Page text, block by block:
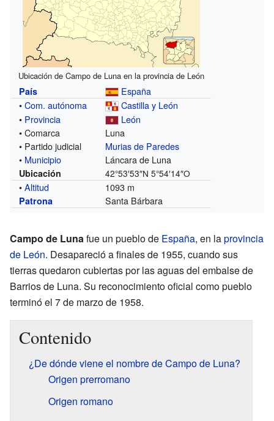
Ubicación de Campo de Luna en la provincia de León
País
España
•Com. autónoma
Castilla y León
• Provincia
León
• Comarca
Luna
• Partido judicial
Murias de Paredes
• Municipio Láncara de Luna
Ubicación 42°53′53″N 5°54′14″O
•Altitud 1093 m
Patrona Santa Bárbara
Campo de Lunafue un pueblo de España, en laprovincia
de León. Desapareció a finales de 1955, cuando sus
tierras quedaron cubiertas por las aguas del embalse de
Barrios de Luna. Su reconocimiento oficial como pueblo
terminó el 7 de marzo de 1958.
Contenido
¿De dónde viene el nombre de Campo de Luna?
Origen prerromano
Origen romano